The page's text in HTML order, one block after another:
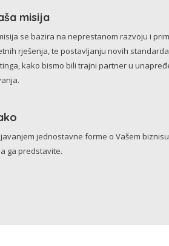
misija
se bazira na neprestanom razvoju i
rješenja, te postavljanju novih
kako bismo bili trajni partner u
jednostavne forme o Vašem
ga predstavite.